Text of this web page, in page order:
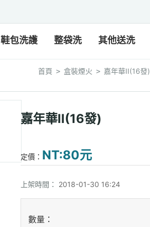
鞋包洗護 整袋洗 其他送洗
首頁 > 盒裝煙火 > 嘉年華II(16發)
嘉年華II(16發)
定價： NT:80元
上架時間： 2018-01-30 16:24
數量：